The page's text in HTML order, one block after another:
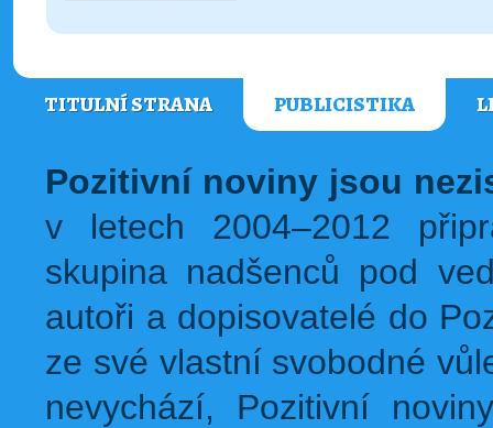
TITULNÍ STRANA PUBLICISTIKA
Pozitivní noviny jsou
v letech 2004–2012
skupina nadšenců pod
autoři a dopisovatelé do
ze své vlastní svobodné
nevychází, Pozitivní